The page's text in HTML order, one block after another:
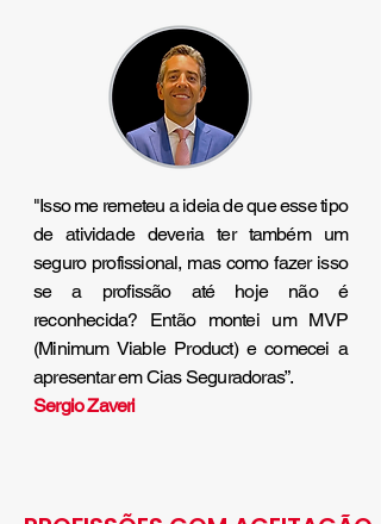
"Isso me remeteu a ideia de que esse tipo
de atividade deveria ter também um
seguro profissional, mas como fazer isso
se a profissão até hoje não é
reconhecida? Então montei um MVP
(Minimum Viable Product) e comecei a
apresentar em Cias Seguradoras”.
Sergio Zaveri